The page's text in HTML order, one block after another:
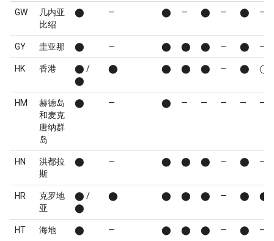
GW
几内亚
比绍
⬤ — ⬤ — ⬤ — ⬤ —
GY 圭亚那 ⬤ — ⬤ ⬤ ⬤ — ⬤ —
HK 香港
⬤ /
⬤
⬤ ⬤ ⬤ ⬤ — ⬤ ◯
HM
赫德岛
和麦克
唐纳群
岛
⬤ — ⬤ — — — — —
HN
洪都拉
斯
⬤ — ⬤ ⬤ ⬤ — ⬤ —
HR
克罗地
亚
⬤ /
⬤
⬤ ⬤ ⬤ ⬤ — ⬤ ⬤
HT 海地 ⬤ — ⬤ ⬤ ⬤ — ⬤ —